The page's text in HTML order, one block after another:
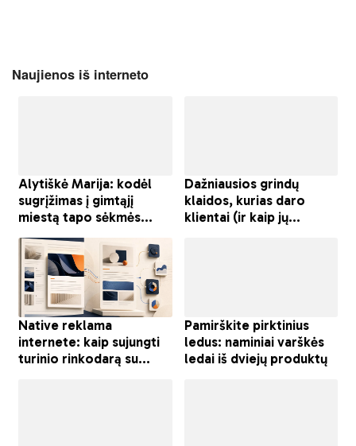
Naujienos iš interneto